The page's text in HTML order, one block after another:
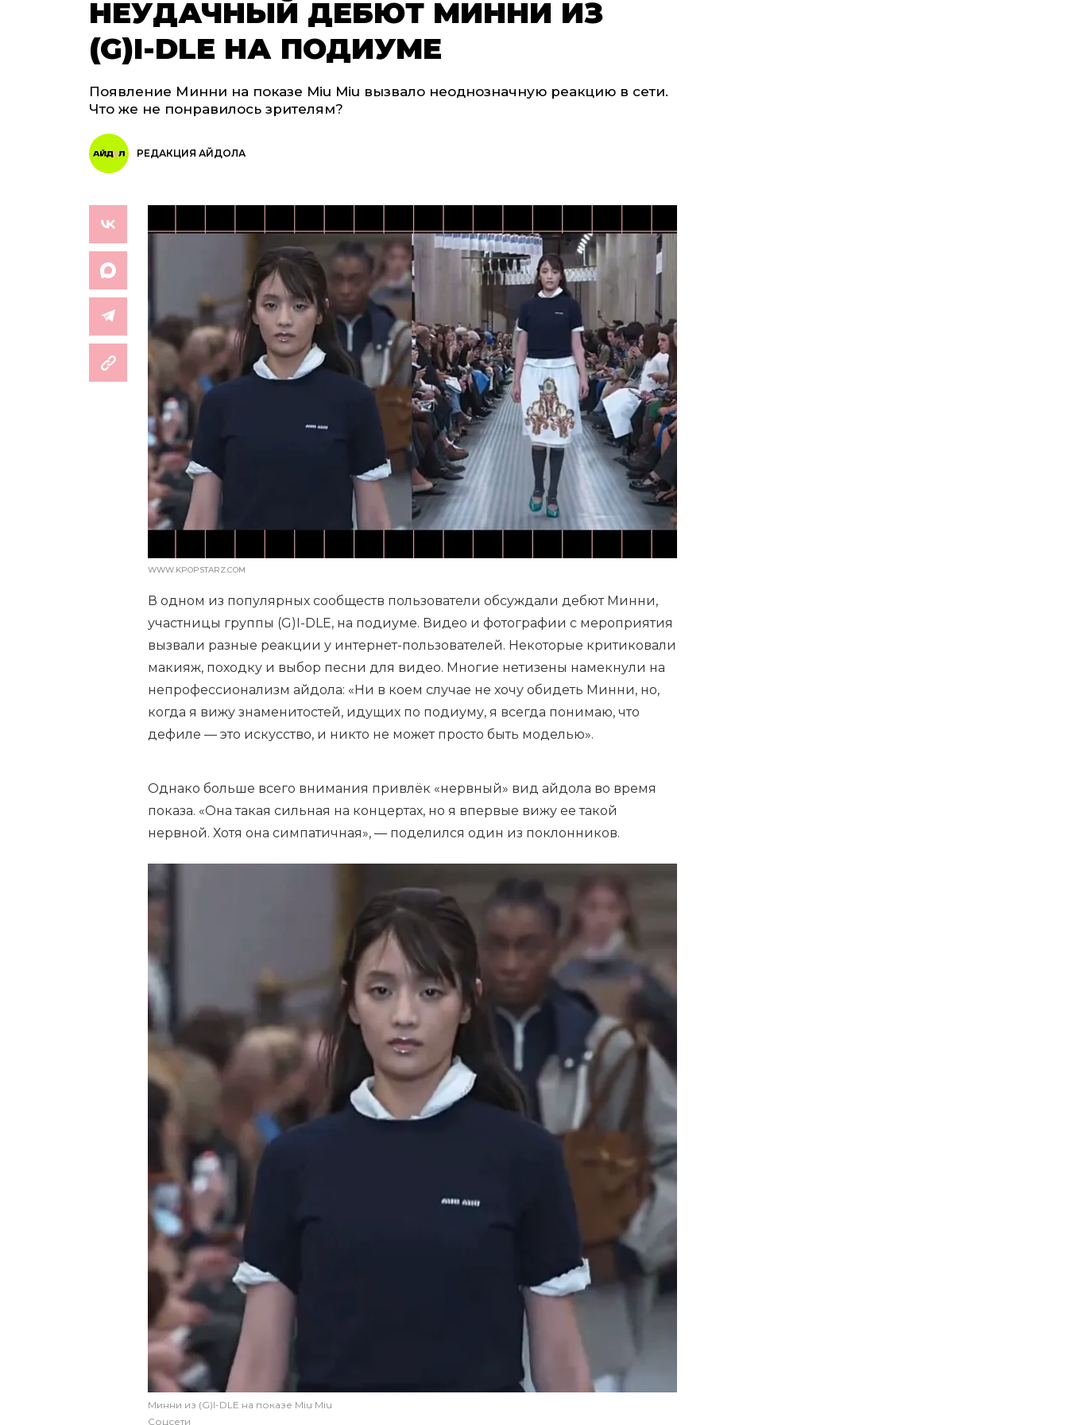
НЕУДАЧНЫЙ ДЕБЮТ МИННИ ИЗ
(G)I-DLE НА ПОДИУМЕ
Появление Минни на показе Miu Miu вызвало неоднозначную реакцию в сети.
Что же не понравилось зрителям?
РЕДАКЦИЯ АЙДОЛА
WWW.KPOPSTARZ.COM
В одном из популярных сообществ пользователи обсуждали дебют Минни,
участницы группы (G)I-DLE, на подиуме. Видео и фотографии с мероприятия
вызвали разные реакции у интернет-пользователей. Некоторые критиковали
макияж, походку и выбор песни для видео. Многие нетизены намекнули на
непрофессионализм айдола: «Ни в коем случае не хочу обидеть Минни, но,
когда я вижу знаменитостей, идущих по подиуму, я всегда понимаю, что
дефиле — это искусство, и никто не может просто быть моделью».
Однако больше всего внимания привлёк «нервный» вид айдола во время
показа. «Она такая сильная на концертах, но я впервые вижу ее такой
нервной. Хотя она симпатичная», — поделился один из поклонников.
Минни из (G)I-DLE на показе Miu Miu
Соцсети